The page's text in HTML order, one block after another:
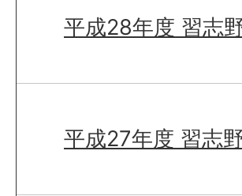
平成28年度 習志
平成27年度 習志